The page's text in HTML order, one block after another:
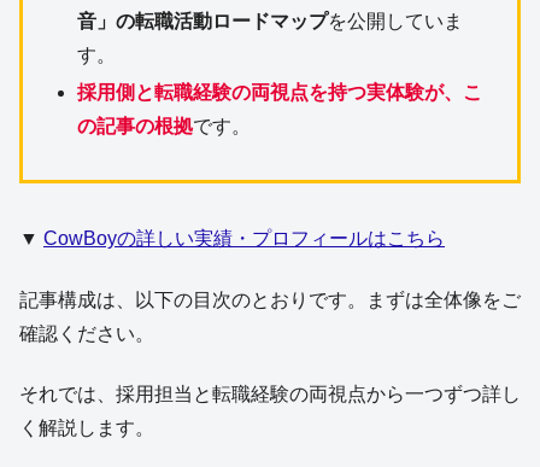
音」の転職活動ロードマップを公開していま
す。
採用側と転職経験の両視点を持つ実体験が、こ
の記事の根拠です。
▼ CowBoyの詳しい実績・プロフィールはこちら
記事構成は、以下の目次のとおりです。まずは全体像をご
確認ください。
それでは、採用担当と転職経験の両視点から一つずつ詳し
く解説します。